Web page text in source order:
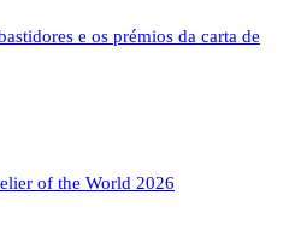
e os prémios da carta de
of the World 2026